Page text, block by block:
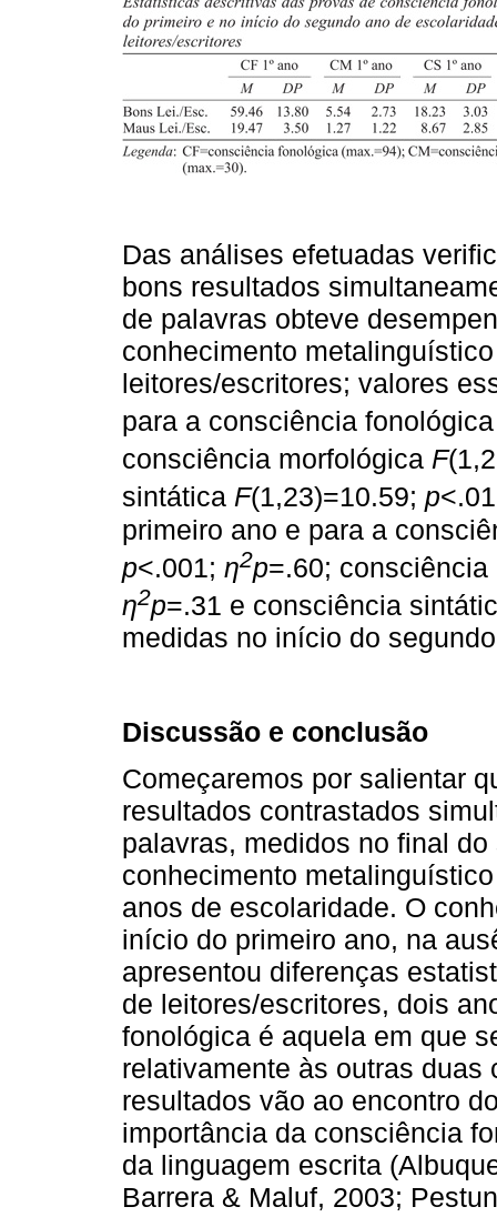
Das análises efetuadas
bons resultados
de palavras obteve
conhecimento
leitores/escritores; valores
para a consciência
consciência morfológica F
sintática F(1,23)=10.59; p
primeiro ano e para a
p<.001; η2p=.60;
η2p=.31 e consciência
medidas no início do
Discussão e conclusão
Começaremos por salientar
resultados contrastados
palavras, medidos no final
conhecimento
anos de escolaridade. O
início do primeiro ano, na
apresentou diferenças
de leitores/escritores, dois
fonológica é aquela em que
relativamente às outras
resultados vão ao encontro
importância da consciência
da linguagem escrita
Barrera & Maluf, 2003;